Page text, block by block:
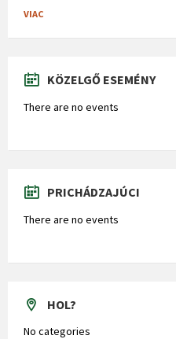
VIAC
KÖZELGŐ ESEMÉNY
There are no events
PRICHÁDZAJÚCI
There are no events
HOL?
No categories